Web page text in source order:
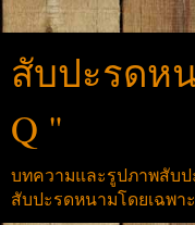
สับปะรดห
Q "
บทความและรูปภาพสับ
สับปะรดหนามโดยเฉพา